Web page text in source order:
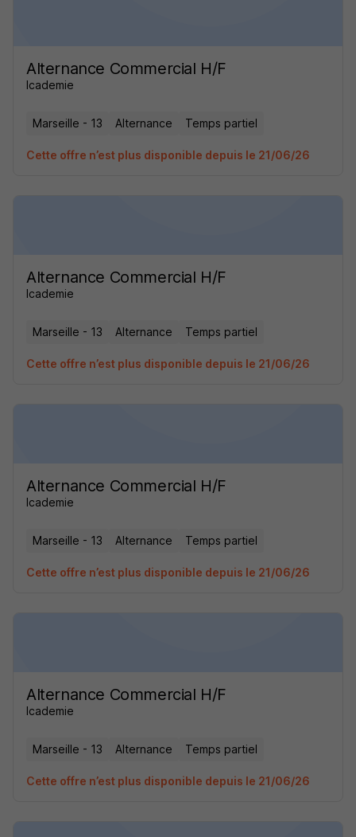
Alternance Commercial H/F
Icademie
Marseille - 13 Alternance Temps partiel
Cette offre n’est plus disponible depuis le 21/06/26
Alternance Commercial H/F
Icademie
Marseille - 13 Alternance Temps partiel
Cette offre n’est plus disponible depuis le 21/06/26
Alternance Commercial H/F
Icademie
Marseille - 13 Alternance Temps partiel
Cette offre n’est plus disponible depuis le 21/06/26
Alternance Commercial H/F
Icademie
Marseille - 13 Alternance Temps partiel
Cette offre n’est plus disponible depuis le 21/06/26